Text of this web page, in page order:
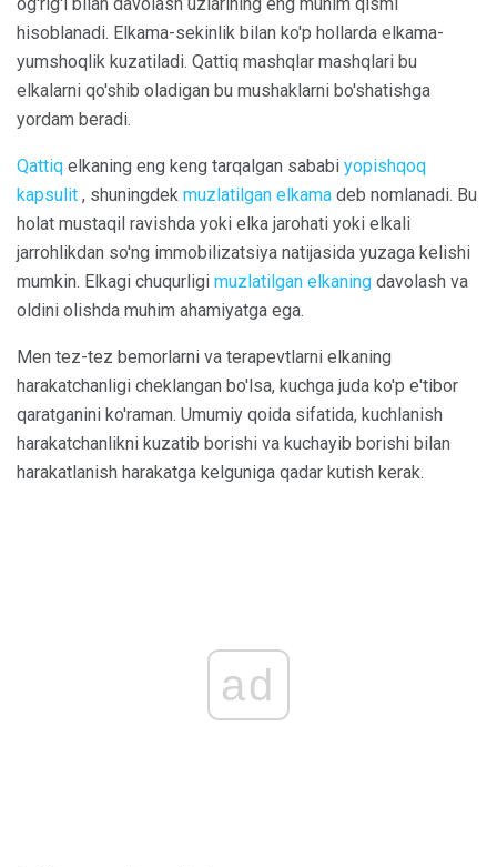
hisoblanadi. Elkama-sekinlik bilan ko'p hollarda elkama-
yumshoqlik kuzatiladi. Qattiq mashqlar mashqlari bu
elkalarni qo'shib oladigan bu mushaklarni bo'shatishga
yordam beradi.
Qattiq elkaning eng keng tarqalgan sababi yopishqoq
kapsulit , shuningdek muzlatilgan elkama deb nomlanadi. Bu
holat mustaqil ravishda yoki elka jarohati yoki elkali
jarrohlikdan so'ng immobilizatsiya natijasida yuzaga kelishi
mumkin. Elkagi chuqurligi muzlatilgan elkaning davolash va
oldini olishda muhim ahamiyatga ega.
Men tez-tez bemorlarni va terapevtlarni elkaning
harakatchanligi cheklangan bo'lsa, kuchga juda ko'p e'tibor
qaratganini ko'raman. Umumiy qoida sifatida, kuchlanish
harakatchanlikni kuzatib borishi va kuchayib borishi bilan
harakatlanish harakatga kelguniga qadar kutish kerak.
ad